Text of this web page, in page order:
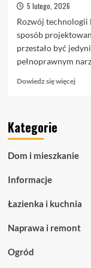
5 lutego, 2026
Rozwój technologii
sposób
przestało być
pełnoprawnym
Dowiedz się więcej
–
dla
Kategorie
Dom i mieszkanie
Informacje
Łazienka i kuchnia
Naprawa i remont
Ogród